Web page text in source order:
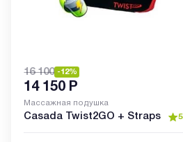
16 100 -12%
14 150 Р
Массажная подушка
Casada Twist2GO + Straps